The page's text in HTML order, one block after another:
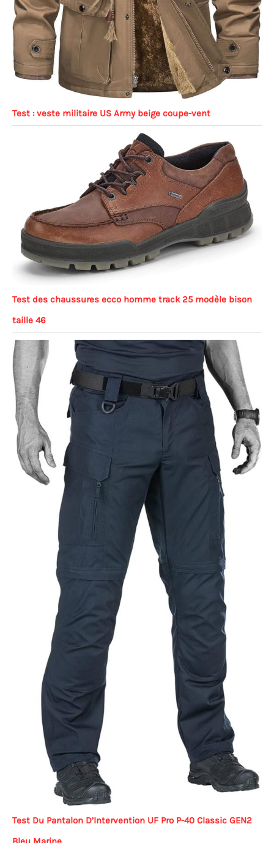
Test : veste militaire US Army beige coupe-vent
Test des chaussures ecco homme track 25 modèle bison
taille 46
Test Du Pantalon D’Intervention UF Pro P-40 Classic GEN2